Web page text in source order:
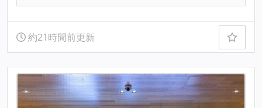
約21時間前更新